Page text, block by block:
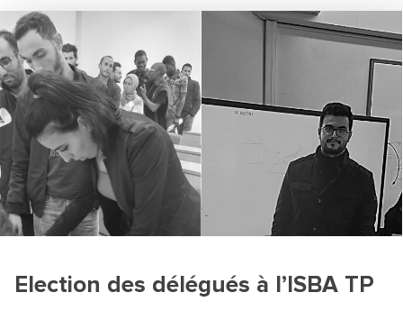
Election des délégués à l’ISBA TP